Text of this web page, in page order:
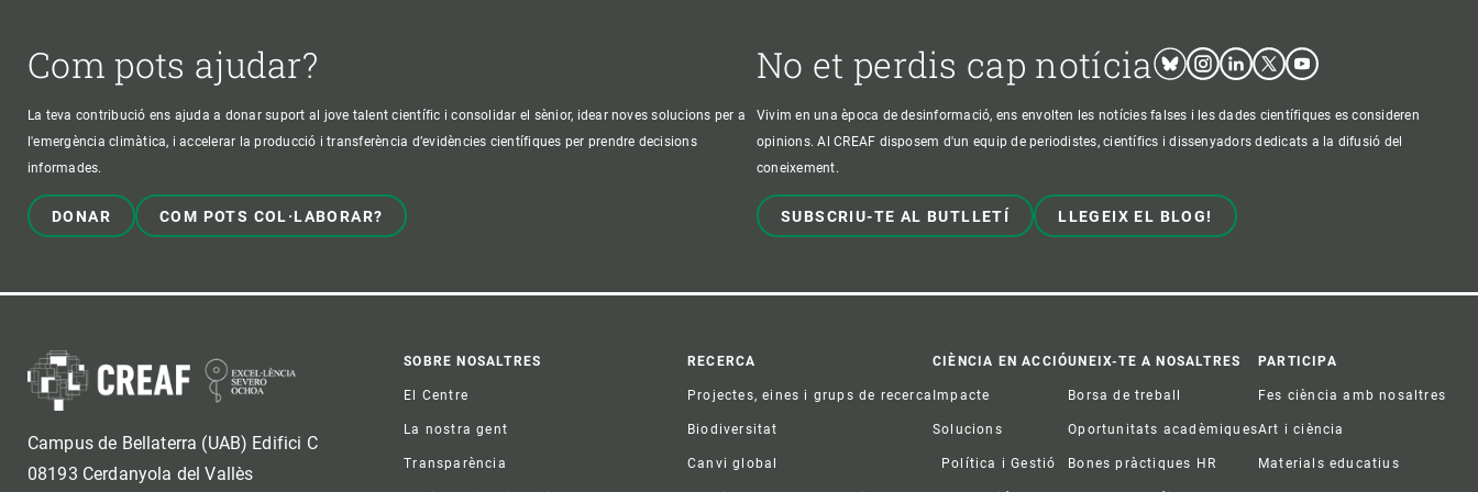
Com pots ajudar?
La teva contribució ens ajuda a donar suport al jove talent científic i consolidar el sènior, idear noves solucions per a
l'emergència climàtica, i accelerar la producció i transferència d’evidències científiques per prendre decisions
informades.
DONAR COM POTS COL·LABORAR?
No et perdis cap notícia BlueskyInstagram
LinkedinTwitterYoutube
Vivim en una època de desinformació, ens envolten les notícies falses i les dades científiques es consideren
opinions. Al CREAF disposem d'un equip de periodistes, científics i dissenyadors dedicats a la difusió del
coneixement.
SUBSCRIU-TE AL BUTLLETÍ LLEGEIX EL BLOG!
Campus de Bellaterra (UAB) Edifici C
08193 Cerdanyola del Vallès
Footer
SOBRE NOSALTRES
El Centre
La nostra gent
Transparència
RECERCA
Projectes, eines i grups de recerca
Biodiversitat
Canvi global
CIÈNCIA EN ACCIÓ
Impacte
Solucions
Política i Gestió
UNEIX-TE A NOSALTRES
Borsa de treball
Oportunitats acadèmiques
Bones pràctiques HR
PARTICIPA
Fes ciència amb nosaltres
Art i ciència
Materials educatius